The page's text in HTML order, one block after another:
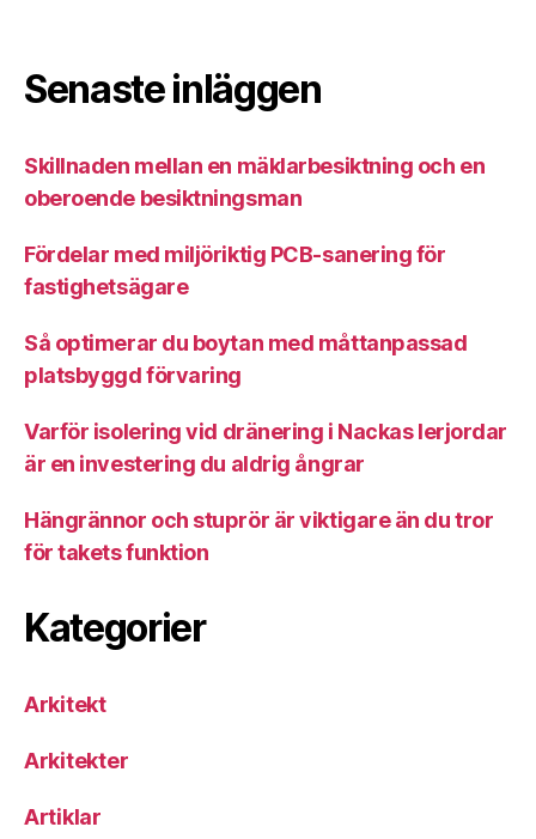
Senaste inläggen
Skillnaden mellan en mäklarbesiktning och en
oberoende besiktningsman
Fördelar med miljöriktig PCB-sanering för
fastighetsägare
Så optimerar du boytan med måttanpassad
platsbyggd förvaring
Varför isolering vid dränering i Nackas lerjordar
är en investering du aldrig ångrar
Hängrännor och stuprör är viktigare än du tror
för takets funktion
Kategorier
Arkitekt
Arkitekter
Artiklar